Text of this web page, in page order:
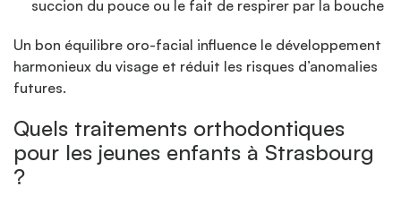
succion du pouce ou le fait de respirer par la bouche
Un bon équilibre oro-facial influence le développement
harmonieux du visage et réduit les risques d’anomalies
futures.
Quels traitements orthodontiques
pour les jeunes enfants à Strasbourg
?